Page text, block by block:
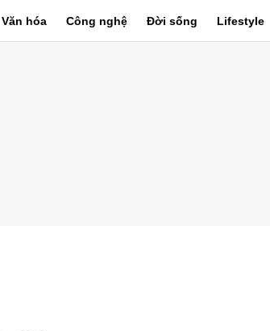
Văn hóa Công nghệ Đời sống Lifestyle